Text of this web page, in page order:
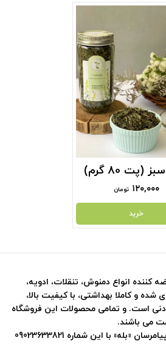
(پت 80 گرم)
۱۲۰,۰۰۰ تومان
خرید
کننده انواع دمنوش، تنقلات، ادویه،
و کاملا بهداشتی، با کیفیت بالا،
است. و تمامی محصولات این فروشگاه
می باشند.
با این شماره 09023633821